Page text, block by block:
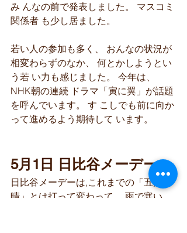
み んなの前で発表しました。 マスコミ
関係者 も少し居ました。
若い人の参加も多く、 おんなの状況が
相変わらずのなか、 何とかしようとい
う若 い力も感じました。 今年は、
NHK朝の連続 ドラマ「寅に翼」が話題
を呼んでいます。 す こしでも前に向か
って進めるよう期待して います。
5月1日 日比谷メーデー
日比谷メーデーは,これまでの「五月
晴」とは打って変わって、 雨で寒い